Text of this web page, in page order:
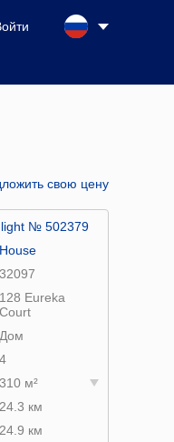
свою цену
№ 502379
House
32097
128 Eureka
Court
Дом
4
310 м²
24.3 км
24.9 км